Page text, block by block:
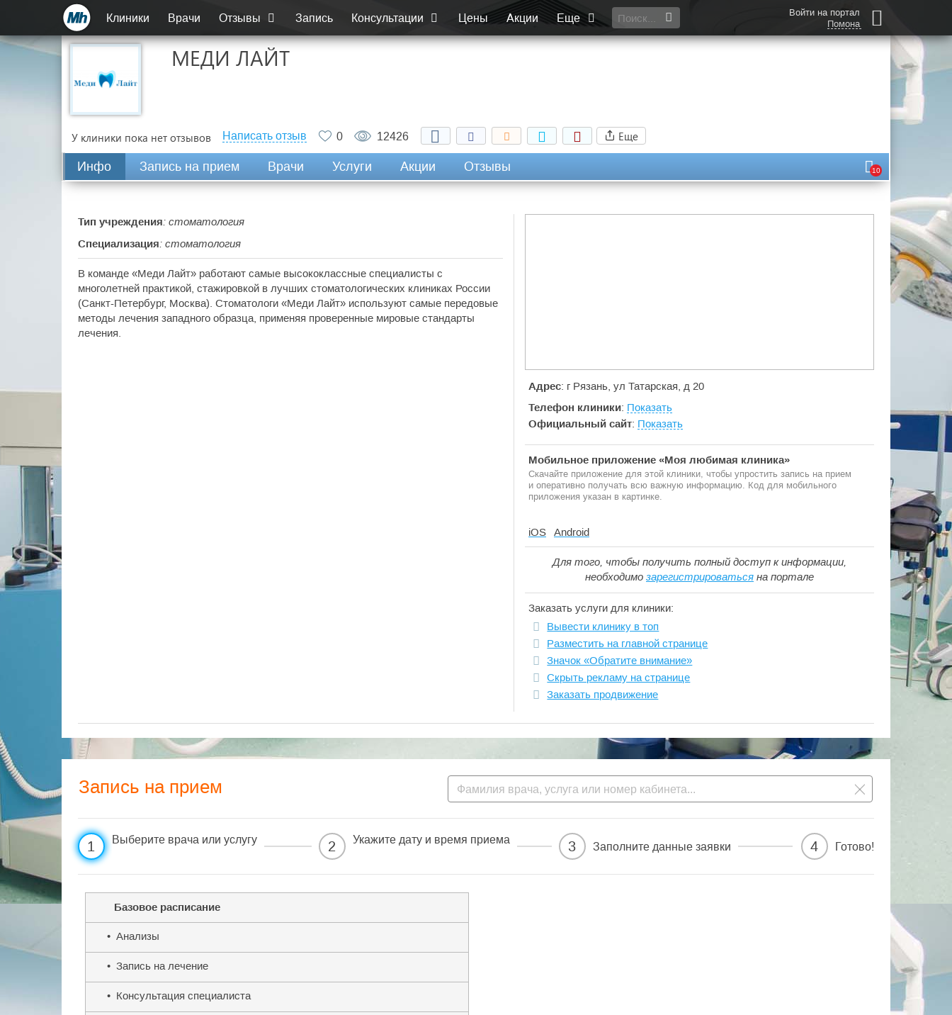
Клиники Врачи Отзывы Запись Консультации Цены Акции Еще
Войти на портал
Помона
МЕДИ ЛАЙТ
У клиники пока нет отзывов Написать отзыв 0 12426 Еще
Инфо Запись на прием Врачи Услуги Акции Отзывы 10
Адрес: г Рязань, ул Татарская, д 20
Телефон клиники: Показать
Официальный сайт: Показать
Мобильное приложение «Моя любимая клиника»
Скачайте приложение для этой клиники, чтобы упростить запись на прием
и оперативно получать всю важную информацию. Код для мобильного
приложения указан в картинке.
iOS Android
Для того, чтобы получить полный доступ к информации,
необходимо зарегистрироваться на портале
Заказать услуги для клиники:
Вывести клинику в топ
Разместить на главной странице
Значок «Обратите внимание»
Скрыть рекламу на странице
Заказать продвижение
Тип учреждения: стоматология
Специализация: стоматология
В команде «Меди Лайт» работают самые высококлассные специалисты с
многолетней практикой, стажировкой в лучших стоматологических клиниках России
(Санкт-Петербург, Москва). Стоматологи «Меди Лайт» используют самые передовые
методы лечения западного образца, применяя проверенные мировые стандарты
лечения.
Запись на прием
1 Выберите врача или услугу 2 Укажите дату и время приема 3 Заполните данные заявки 4 Готово!
Базовое расписание
• Анализы
• Запись на лечение
• Консультация специалиста